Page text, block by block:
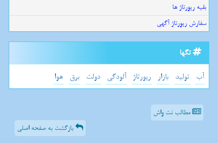
بقیه رپورتاژ ها
سفارش رپورتاژ آگهی
تگها
آب تولید بازار رپورتاژ آلودگی دولت برق هوا
مطالب نت واش
بازگشت به صفحه اصلی